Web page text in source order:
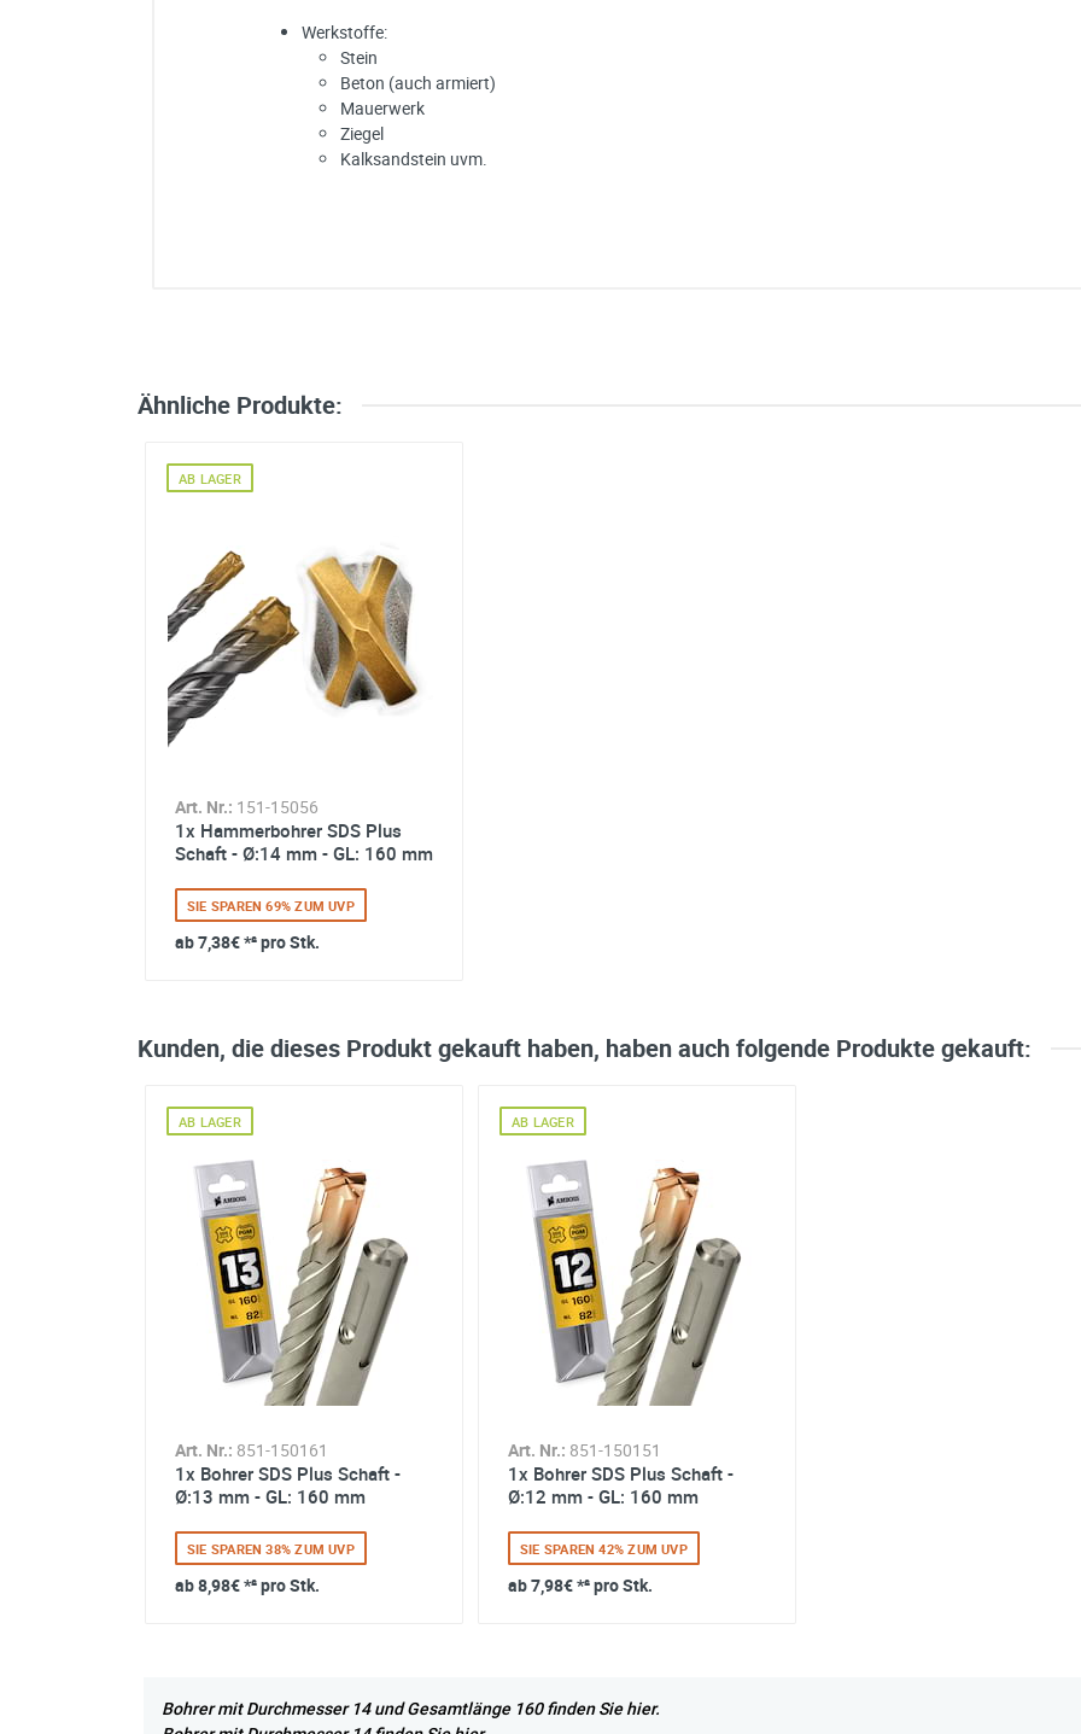
Werkstoffe:
Stein
Beton (auch armiert)
Mauerwerk
Ziegel
Kalksandstein uvm.
Zustimmung zur Datenverarbeitung
Ich stimme zu, dass meine Angaben aus dem Kontaktformular zur Beantwortung meiner
werden. Die Daten werden nach abgeschlossener Bearbeitung Ihrer Anfrage gelöscht. Sie können
die Zukunft per E-Mail an widerrufen. Detaillierte Informationen zum Umgang mit Nutzerdaten
Datenschutzerklärung
Ähnliche Produkte:
Art. Nr.: 151-15056
1x Hammerbohrer SDS Plus
Schaft - Ø:14 mm - GL: 160 mm
AB LAGER
SIE SPAREN 69% ZUM UVP
ab7,38€*² pro Stk.
Kunden, die dieses Produkt gekauft haben, haben auch folgende Produkte gekauft:
Art. Nr.: 851-150161
1x Bohrer SDS Plus Schaft -
Ø:13 mm - GL: 160 mm
AB LAGER
SIE SPAREN 38% ZUM UVP
ab8,98€*² pro Stk.
Art. Nr.: 851-150151
1x Bohrer SDS Plus Schaft -
Ø:12 mm - GL: 160 mm
AB LAGER
SIE SPAREN 42% ZUM UVP
ab7,98€*² pro Stk.
Bohrer mit Durchmesser 14 und Gesamtlänge 160 finden Sie hier.